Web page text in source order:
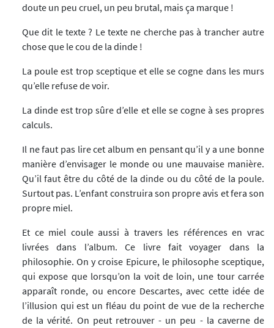
doute un peu cruel, un peu brutal, mais ça marque !
Que dit le texte ? Le texte ne cherche pas à trancher autre
chose que le cou de la dinde !
La poule est trop sceptique et elle se cogne dans les murs
qu’elle refuse de voir.
La dinde est trop sûre d’elle et elle se cogne à ses propres
calculs.
Il ne faut pas lire cet album en pensant qu’il y a une bonne
manière d’envisager le monde ou une mauvaise manière.
Qu’il faut être du côté de la dinde ou du côté de la poule.
Surtout pas. L’enfant construira son propre avis et fera son
propre miel.
Et ce miel coule aussi à travers les références en vrac
livrées dans l’album. Ce livre fait voyager dans la
philosophie. On y croise Epicure, le philosophe sceptique,
qui expose que lorsqu’on la voit de loin, une tour carrée
apparaît ronde, ou encore Descartes, avec cette idée de
l’illusion qui est un fléau du point de vue de la recherche
de la vérité. On peut retrouver - un peu - la caverne de